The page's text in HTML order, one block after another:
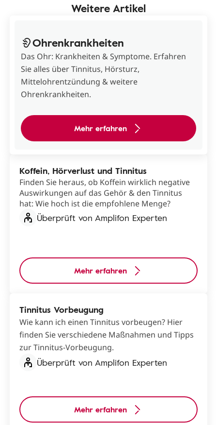
Weitere Artikel
Ohrenkrankheiten
Das Ohr: Krankheiten & Symptome. Erfahren
Sie alles über Tinnitus, Hörsturz,
Mittelohrentzündung & weitere
Ohrenkrankheiten.
Mehr erfahren
Koffein, Hörverlust und Tinnitus
Finden Sie heraus, ob Koffein wirklich negative
Auswirkungen auf das Gehör & den Tinnitus
hat: Wie hoch ist die empfohlene Menge?
Überprüft von Amplifon Experten
Mehr erfahren
Tinnitus Vorbeugung
Wie kann ich einen Tinnitus vorbeugen? Hier
finden Sie verschiedene Maßnahmen und Tipps
zur Tinnitus-Vorbeugung.
Überprüft von Amplifon Experten
Mehr erfahren